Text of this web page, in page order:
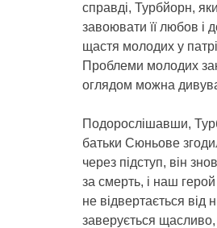
справді, Турбйорн,
завоювати її любов і
щастя молодих у
Проблеми молодих
оглядом можна
Подорослішавши,
батьки Сюньове
через підступ, він
за смерть, і наш
не відвертається від
заверується